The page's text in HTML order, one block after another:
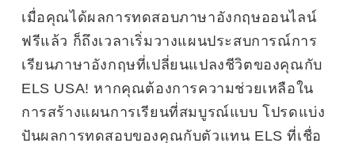
เมื่อคุณได้ผลการทดสอบภาษาอังกฤษออนไลน์
ฟรีแล้ว ก็ถึงเวลาเริ่มวางแผนประสบการณ์การ
เรียนภาษาอังกฤษที่เปลี่ยนแปลงชีวิตของคุณกับ
ELS USA! หากคุณต้องการความช่วยเหลือใน
การสร้างแผนการเรียนที่สมบูรณ์แบบ โปรดแบ่ง
ปันผลการทดสอบของคุณกับตัวแทน ELS ที่เชื่อ